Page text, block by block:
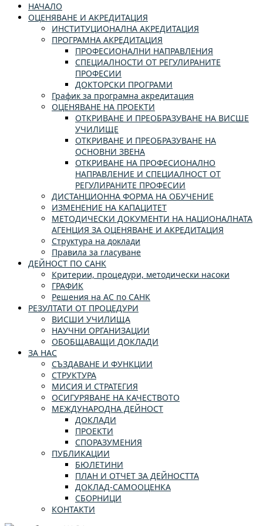
НАЧАЛО
ОЦЕНЯВАНЕ И АКРЕДИТАЦИЯ
ИНСТИТУЦИОНАЛНА АКРЕДИТАЦИЯ
ПРОГРАМНА АКРЕДИТАЦИЯ
ПРОФЕСИОНАЛНИ НАПРАВЛЕНИЯ
СПЕЦИАЛНОСТИ ОТ РЕГУЛИРАНИТЕ
ПРОФЕСИИ
ДОКТОРСКИ ПРОГРАМИ
График за програмна акредитация
ОЦЕНЯВАНЕ НА ПРОЕКТИ
ОТКРИВАНЕ И ПРЕОБРАЗУВАНЕ НА ВИСШЕ
УЧИЛИЩЕ
ОТКРИВАНЕ И ПРЕОБРАЗУВАНЕ НА
ОСНОВНИ ЗВЕНА
ОТКРИВАНЕ НА ПРОФЕСИОНАЛНО
НАПРАВЛЕНИЕ И СПЕЦИАЛНОСТ ОТ
РЕГУЛИРАНИТЕ ПРОФЕСИИ
ДИСТАНЦИОННА ФОРМА НА ОБУЧЕНИЕ
ИЗМЕНЕНИЕ НА КАПАЦИТЕТ
МЕТОДИЧЕСКИ ДОКУМЕНТИ НА НАЦИОНАЛНАТА
АГЕНЦИЯ ЗА ОЦЕНЯВАНЕ И АКРЕДИТАЦИЯ
Структура на доклади
Правила за гласуване
ДЕЙНОСТ ПО САНК
Критерии, процедури, методически насоки
ГРАФИК
Решения на АС по САНК
РЕЗУЛТАТИ ОТ ПРОЦЕДУРИ
ВИСШИ УЧИЛИЩА
НАУЧНИ ОРГАНИЗАЦИИ
ОБОБЩАВАЩИ ДОКЛАДИ
ЗА НАС
СЪЗДАВАНЕ И ФУНКЦИИ
СТРУКТУРА
МИСИЯ И СТРАТЕГИЯ
ОСИГУРЯВАНЕ НА КАЧЕСТВОТО
МЕЖДУНАРОДНА ДЕЙНОСТ
ДОКЛАДИ
ПРОЕКТИ
СПОРАЗУМЕНИЯ
ПУБЛИКАЦИИ
БЮЛЕТИНИ
ПЛАН И ОТЧЕТ ЗА ДЕЙНОСТТА
ДОКЛАД-САМООЦЕНКА
СБОРНИЦИ
КОНТАКТИ